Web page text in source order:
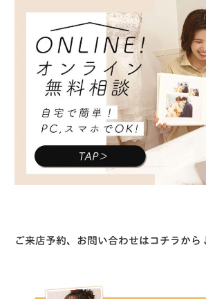
ご来店予約、お問い合わせはコチラ